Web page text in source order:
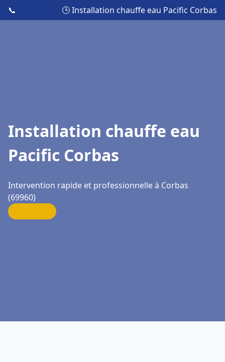
📞 🕒 Installation chauffe eau Pacific Corbas
Installation chauffe eau
Pacific Corbas
Intervention rapide et professionnelle à Corbas
(69960)